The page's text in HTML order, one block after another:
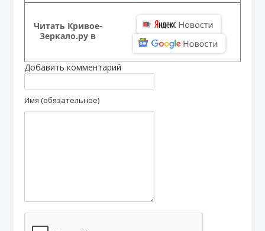
Читать Кривое-
Зеркало.ру в
Добавить комментарий
Имя (обязательное)